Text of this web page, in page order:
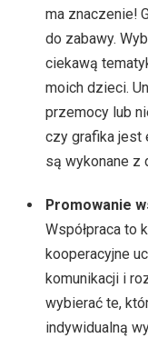
ma znaczenie!
do zabawy.
ciekawą
moich dzieci.
przemocy lub
czy grafika jest
są wykonane z
Promowanie
Współpraca to
kooperacyjne
komunikacji i
wybierać te,
indywidualną